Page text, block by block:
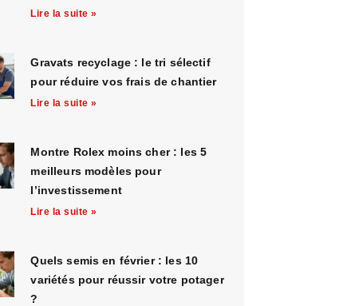
Lire la suite »
Gravats recyclage : le tri sélectif
pour réduire vos frais de chantier
Lire la suite »
Montre Rolex moins cher : les 5
meilleurs modèles pour
l’investissement
Lire la suite »
Quels semis en février : les 10
variétés pour réussir votre potager
?